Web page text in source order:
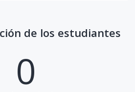
Y
de los estudiantes
0